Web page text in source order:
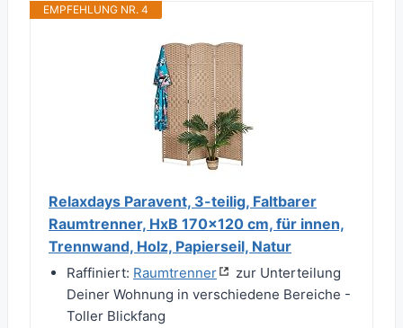
EMPFEHLUNG NR. 4
Relaxdays Paravent, 3-teilig, Faltbarer
Raumtrenner, HxB 170x120 cm, für innen,
Trennwand, Holz, Papierseil, Natur
Raffiniert: Raumtrenner
zur Unterteilung
Deiner Wohnung in verschiedene Bereiche -
Toller Blickfang